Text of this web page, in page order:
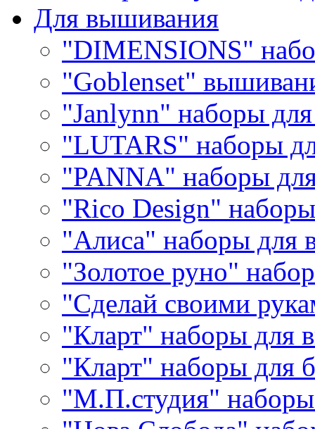
Для вышивания
"DIMENSIONS"
"Goblenset"
"Janlynn" наборы
"LUTARS" наборы
"PANNA" наборы
"Rico Design"
"Алиса" наборы для
"Золотое руно"
"Сделай своими
"Кларт" наборы для
"Кларт" наборы для
"М.П.студия"